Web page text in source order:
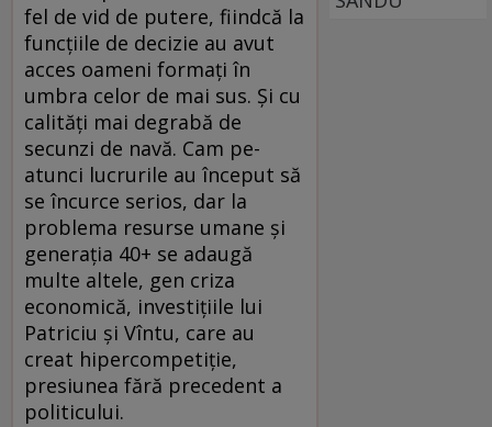
fel de vid de putere, fiindcă la
funcţiile de decizie au avut
acces oameni formaţi în
umbra celor de mai sus. Şi cu
calităţi mai degrabă de
secunzi de navă. Cam pe-
atunci lucrurile au început să
se încurce serios, dar la
problema resurse umane şi
generaţia 40+ se adaugă
multe altele, gen criza
economică, investiţiile lui
Patriciu şi Vîntu, care au
creat hipercompetiţie,
presiunea fără precedent a
politicului.